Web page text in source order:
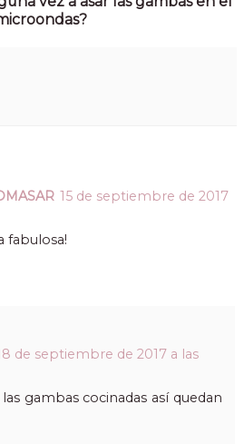
15 de septiembre de 2017
fabulosa!
de septiembre de 2017 a las
gambas cocinadas así quedan